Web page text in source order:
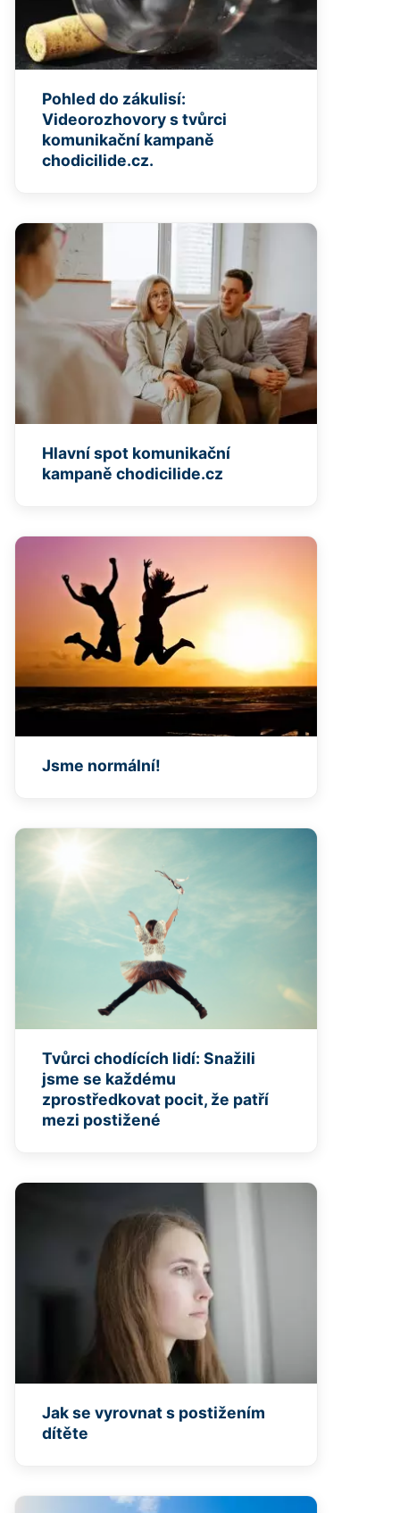
Pohled do zákulisí:
Videorozhovory s tvůrci
komunikační kampaně
chodicilide.cz.
Hlavní spot komunikační
kampaně chodicilide.cz
Jsme normální!
Tvůrci chodících lidí: Snažili
jsme se každému
zprostředkovat pocit, že patří
mezi postižené
Jak se vyrovnat s postižením
dítěte